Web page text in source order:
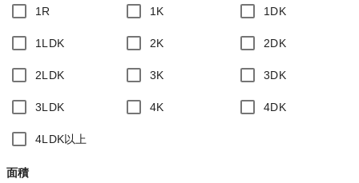
1R 1K 1DK
1LDK 2K 2DK
2LDK 3K 3DK
3LDK 4K 4DK
4LDK以上
面積